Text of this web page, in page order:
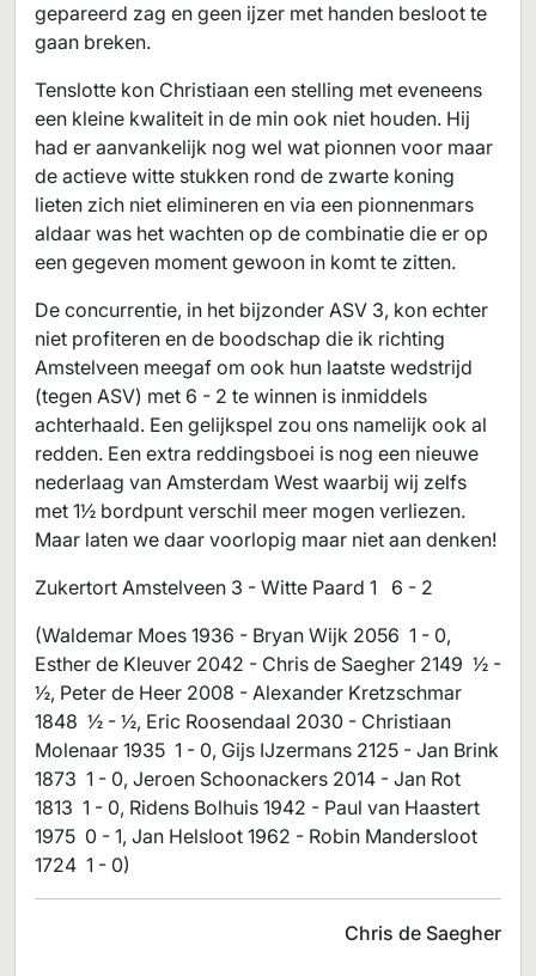
gepareerd zag en geen ijzer met handen besloot te
gaan breken.
Tenslotte kon Christiaan een stelling met eveneens
een kleine kwaliteit in de min ook niet houden. Hij
had er aanvankelijk nog wel wat pionnen voor maar
de actieve witte stukken rond de zwarte koning
lieten zich niet elimineren en via een pionnenmars
aldaar was het wachten op de combinatie die er op
een gegeven moment gewoon in komt te zitten.
De concurrentie, in het bijzonder ASV 3, kon echter
niet profiteren en de boodschap die ik richting
Amstelveen meegaf om ook hun laatste wedstrijd
(tegen ASV) met 6 - 2 te winnen is inmiddels
achterhaald. Een gelijkspel zou ons namelijk ook al
redden. Een extra reddingsboei is nog een nieuwe
nederlaag van Amsterdam West waarbij wij zelfs
met 1½ bordpunt verschil meer mogen verliezen.
Maar laten we daar voorlopig maar niet aan denken!
Zukertort Amstelveen 3 - Witte Paard 1 6 - 2
(Waldemar Moes 1936 - Bryan Wijk 2056 1 - 0,
Esther de Kleuver 2042 - Chris de Saegher 2149 ½ -
½, Peter de Heer 2008 - Alexander Kretzschmar
1848 ½ - ½, Eric Roosendaal 2030 - Christiaan
Molenaar 1935 1 - 0, Gijs IJzermans 2125 - Jan Brink
1873 1 - 0, Jeroen Schoonackers 2014 - Jan Rot
1813 1 - 0, Ridens Bolhuis 1942 - Paul van Haastert
1975 0 - 1, Jan Helsloot 1962 - Robin Mandersloot
1724 1 - 0)
Chris de Saegher